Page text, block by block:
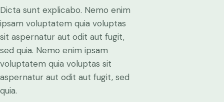
Dicta sunt explicabo. Nemo enim
ipsam voluptatem quia voluptas
sit aspernatur aut odit aut fugit,
sed quia. Nemo enim ipsam
voluptatem quia voluptas sit
aspernatur aut odit aut fugit, sed
quia.